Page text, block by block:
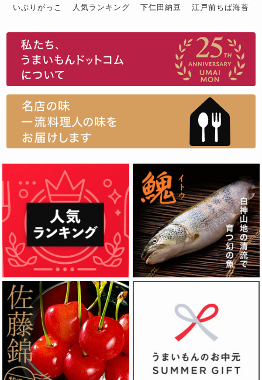
いぶりがっこ
人気ランキング 下仁田納豆
江戸前ちば海苔